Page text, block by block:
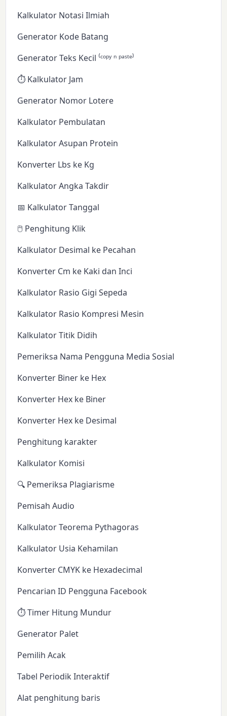
Kalkulator Notasi Ilmiah
Generator Kode Batang
Generator Teks Kecil ⁽ᶜᵒᵖʸ ⁿ ᵖᵃˢᵗᵉ⁾
⏱️ Kalkulator Jam
Generator Nomor Lotere
Kalkulator Pembulatan
Kalkulator Asupan Protein
Konverter Lbs ke Kg
Kalkulator Angka Takdir
📅 Kalkulator Tanggal
🖱️ Penghitung Klik
Kalkulator Desimal ke Pecahan
Konverter Cm ke Kaki dan Inci
Kalkulator Rasio Gigi Sepeda
Kalkulator Rasio Kompresi Mesin
Kalkulator Titik Didih
Pemeriksa Nama Pengguna Media Sosial
Konverter Biner ke Hex
Konverter Hex ke Biner
Konverter Hex ke Desimal
Penghitung karakter
Kalkulator Komisi
🔍 Pemeriksa Plagiarisme
Pemisah Audio
Kalkulator Teorema Pythagoras
Kalkulator Usia Kehamilan
Konverter CMYK ke Hexadecimal
Pencarian ID Pengguna Facebook
⏱️ Timer Hitung Mundur
Generator Palet
Pemilih Acak
Tabel Periodik Interaktif
Alat penghitung baris